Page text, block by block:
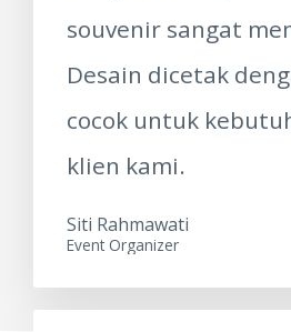
souvenir sangat
Desain dicetak
cocok untuk
klien kami.
Siti Rahmawati
Event Organizer